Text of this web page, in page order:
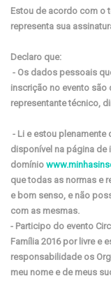
Estou de acordo com o
representa sua
Declaro que:
- Os dados pessoais
inscrição no evento são
representante técnico,
- Li e estou
disponível na página de
domínio
que todas as normas e
e bom senso, e não
com as mesmas.
- Participo do evento
Família 2016 por livre e
responsabilidade os
meu nome e de meus